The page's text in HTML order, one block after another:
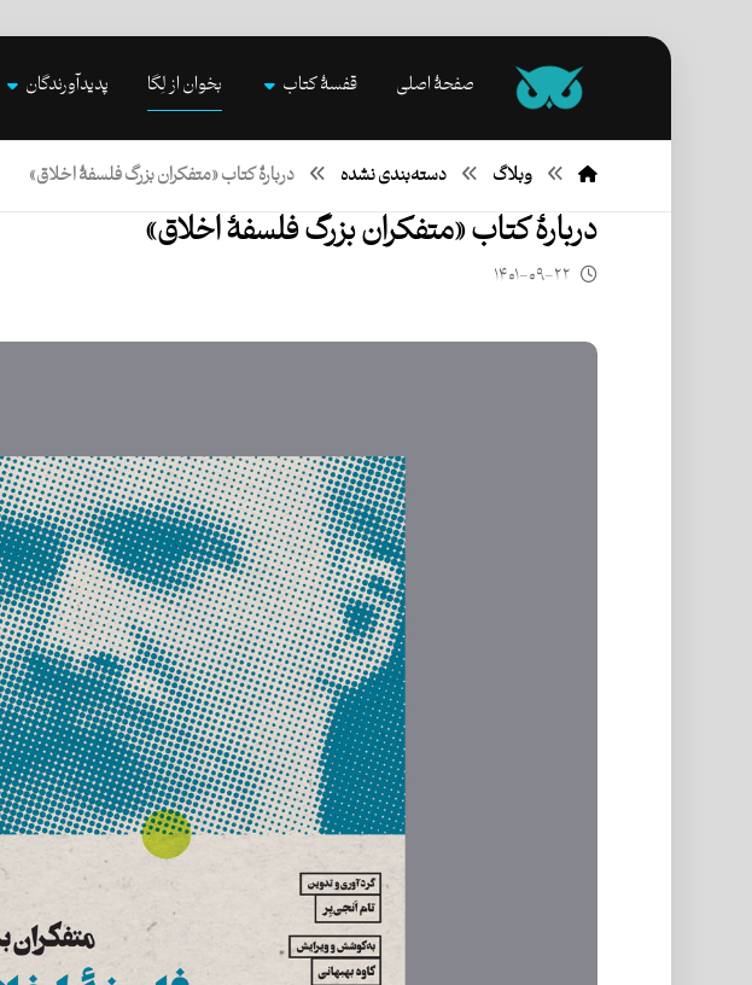
صفحۀ اصلی قفسۀ کتاب بخوان از لِگا پدیدآورندگان
وبلاگ دسته‌بندی نشده دربارۀ کتاب «متفكران بزرگ فلسفۀ اخلاق»
دربارۀ کتاب «متفكران بزرگ فلسفۀ اخلاق»
۱۴۰۱-۰۹-۲۲